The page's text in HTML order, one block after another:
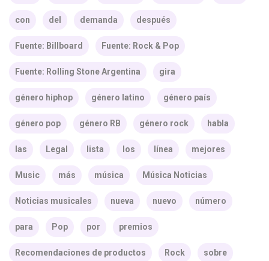
con del demanda después
Fuente: Billboard Fuente: Rock & Pop
Fuente: Rolling Stone Argentina gira
género hiphop género latino género país
género pop género RB género rock habla
las Legal lista los línea mejores
Music más música Música Noticias
Noticias musicales nueva nuevo número
para Pop por premios
Recomendaciones de productos Rock sobre